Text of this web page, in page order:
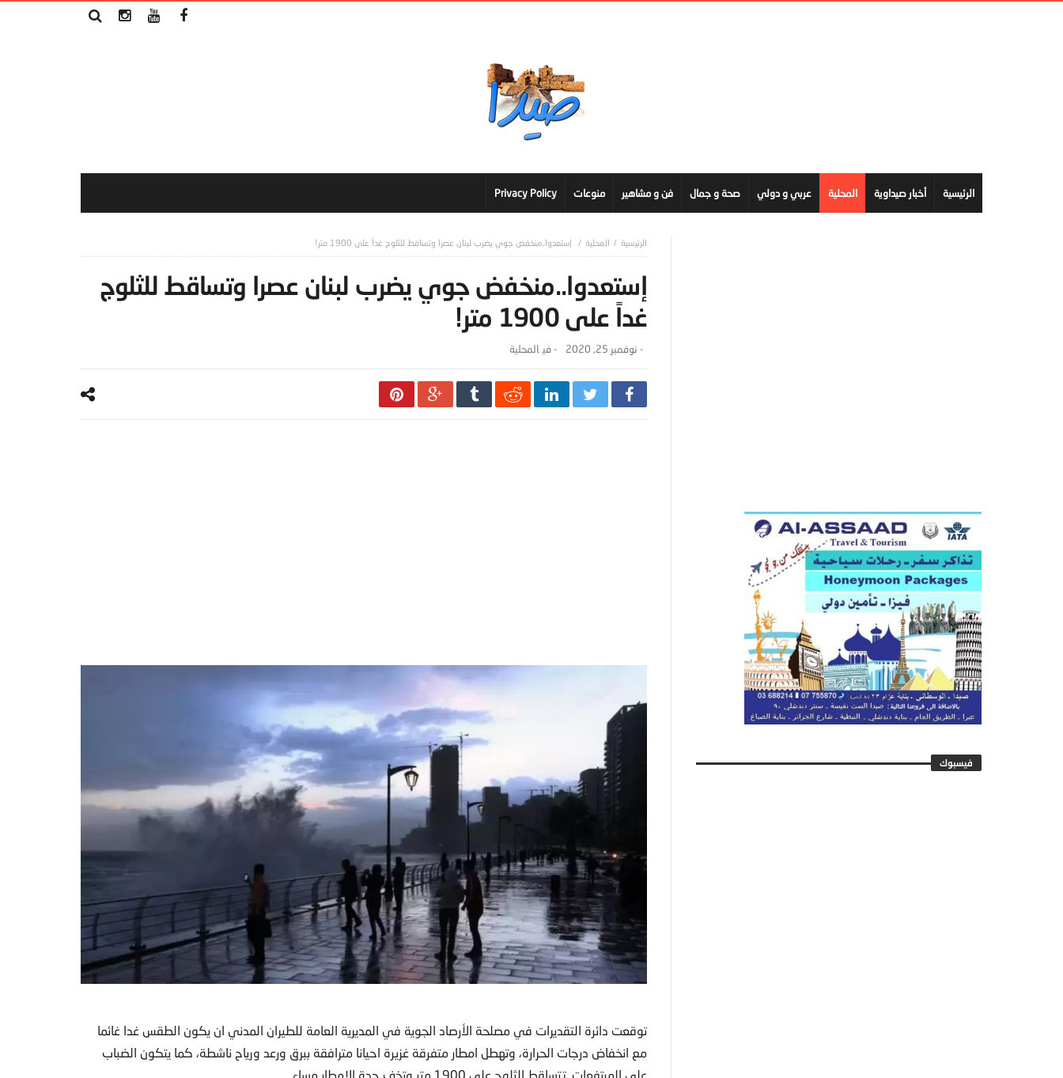
الرئيسية أخبار صيداوية المحلية عربي و دولي صحة و جمال فن و مشاهير منوعات Privacy Policy
المحلية إستعدوا..منخفض جوي يضرب لبنان عصرا وتساقط للثلوج غداً على 1900 متر!
إستعدوا..منخفض جوي يضرب لبنان عصرا وتساقط للثلوج
غداً على 1900 متر!
- نوفمبر 25, 2020 - ‎في المحلية
توقعت دائرة التقديرات في مصلحة الأرصاد الجوية في المديرية العامة للطيران المدني ان يكون الطقس غدا غائما
مع انخفاض درجات الحرارة، وتهطل امطار متفرقة غزيرة احيانا مترافقة ببرق ورعد ورياح ناشطة، كما يتكون الضباب
على المرتفعات. تتساقط الثلوج على 1900 متر وتخف حدة الامطار مساء.
فيسبوك